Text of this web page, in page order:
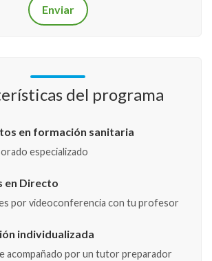
del programa
en formación sanitaria
especializado
en Directo
por videoconferencia con tu profesor
individualizada
acompañado por un tutor preparador